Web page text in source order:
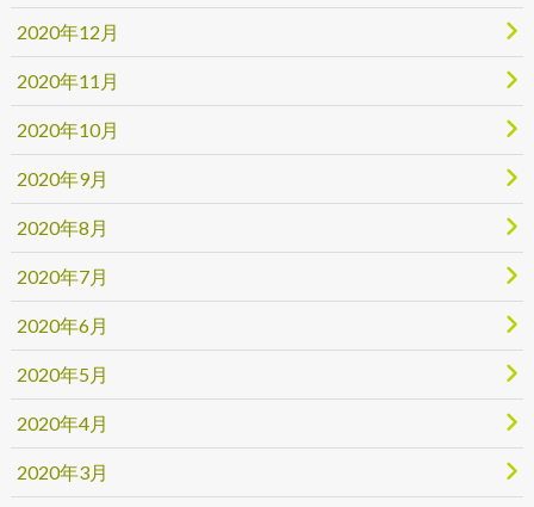
2020年12月
2020年11月
2020年10月
2020年9月
2020年8月
2020年7月
2020年6月
2020年5月
2020年4月
2020年3月